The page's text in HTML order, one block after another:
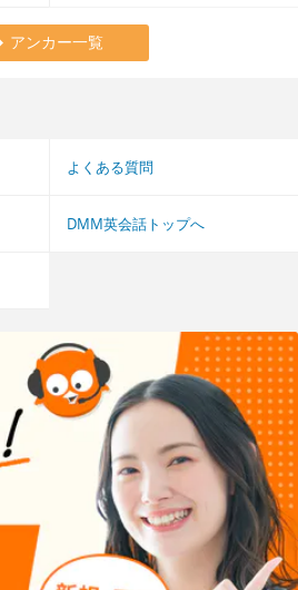
アンカー一覧
よくある質問
DMM英会話トップへ